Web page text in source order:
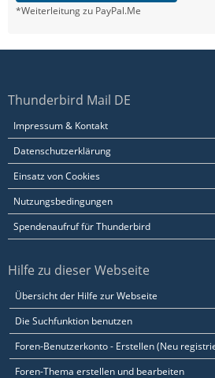
*Weiterleitung zu PayPal.Me
Thunderbird Mail DE
Impressum & Kontakt
Datenschutzerklärung
Einsatz von Cookies
Nutzungsbedingungen
Spendenaufruf für Thunderbird
Hilfe zu dieser Webseite
Übersicht der Hilfe zur Webseite
Die Suchfunktion benutzen
Foren-Benutzerkonto - Erstellen (Neu
Foren-Thema erstellen und bearbeiten